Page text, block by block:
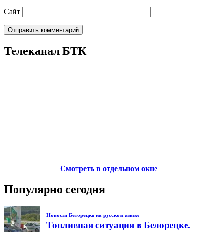
Сайт
Телеканал БТК
Смотреть в отдельном окне
Популярно сегодня
Новости Белорецка на русском языке
Топливная ситуация в Белорецке.